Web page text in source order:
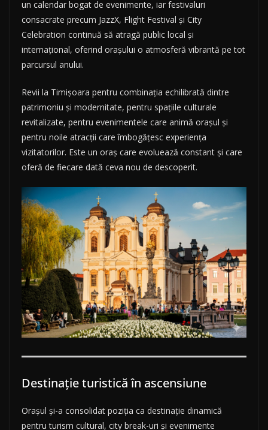
un calendar bogat de evenimente, iar festivaluri
consacrate precum JazzX, Flight Festival și City
Celebration continuă să atragă public local și
internațional, oferind orașului o atmosferă vibrantă pe tot
parcursul anului.
Revii la Timișoara pentru combinația echilibrată dintre
patrimoniu și modernitate, pentru spațiile culturale
revitalizate, pentru evenimentele care animă orașul și
pentru noile atracții care îmbogățesc experiența
vizitatorilor. Este un oraș care evoluează constant și care
oferă de fiecare dată ceva nou de descoperit.
Destinație turistică în ascensiune
Orașul și-a consolidat poziția ca destinație dinamică
pentru turism cultural, city break-uri și evenimente